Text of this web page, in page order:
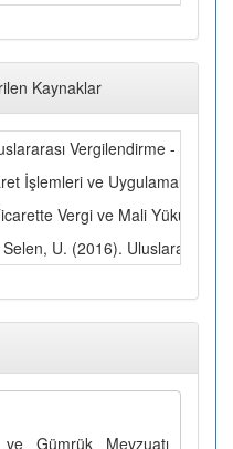
Kaynaklar
Vergilendirme - Ersan
İşlemleri ve Uygulamaları (5.
Vergi ve Mali
U. (2016). Uluslararası
Gümrük Mevzuatı